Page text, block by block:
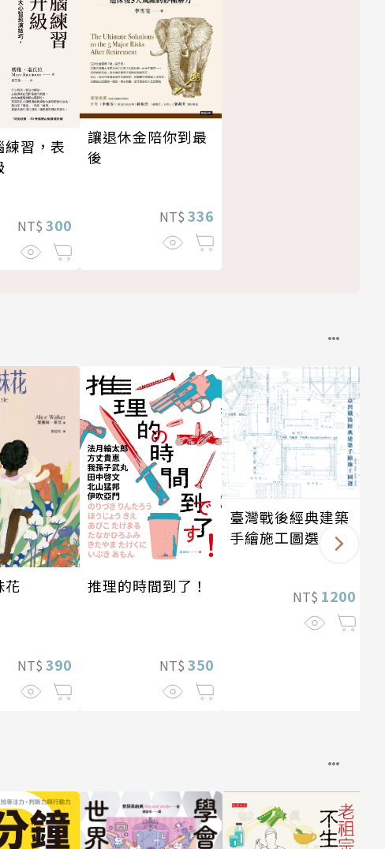
習，表
NT$ 300
讓退休金陪你到最
後
NT$ 336
花
NT$ 390
推理的時間到了！
NT$ 350
臺灣戰後經典建築
手繪施工圖選（二
NT$ 1200